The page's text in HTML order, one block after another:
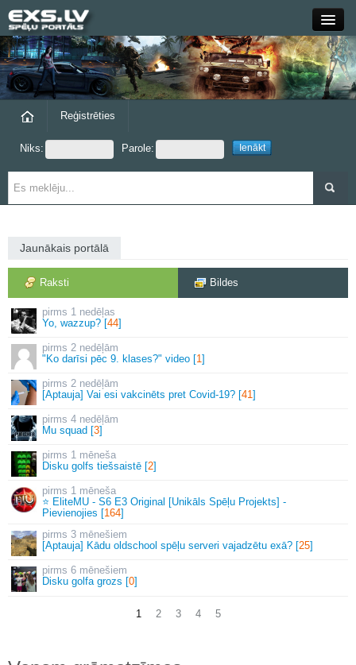
Close
Forums
Grupas
Reģistrēties
Niks: Parole:
Jaunākais portālā
Raksti Bildes
1 nedēļas
Yo, wazzup? [44]
2 nedēļām
"Ko darīsi pēc 9. klases?" video [1]
2 nedēļām
[Aptauja] Vai esi vakcinēts pret Covid-19? [41]
4 nedēļām
Mu squad [3]
1 mēneša
Disku golfs tiešsaistē [2]
1 mēneša
⭐ EliteMU - S6 E3 Original [Unikāls Spēļu Projekts] -
Pievienojies [164]
3 mēnešiem
[Aptauja] Kādu oldschool spēļu serveri vajadzētu exā? [25]
6 mēnešiem
Disku golfa grozs [0]
1 2 3 4 5